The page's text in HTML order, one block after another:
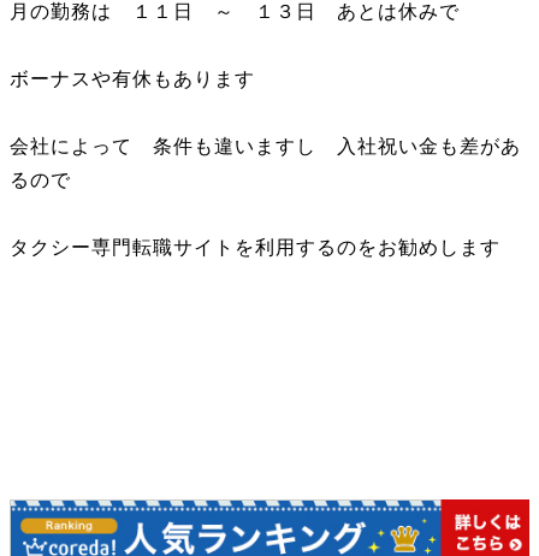
月の勤務は １１日 ～ １３日 あとは休みで
ボーナスや有休もあります
会社によって 条件も違いますし 入社祝い金も差があ
るので
タクシー専門転職サイトを利用するのをお勧めします